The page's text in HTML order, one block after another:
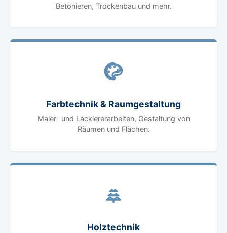
Betonieren, Trockenbau und mehr.
Farbtechnik & Raumgestaltung
Maler- und Lackiererarbeiten, Gestaltung von
Räumen und Flächen.
Holztechnik